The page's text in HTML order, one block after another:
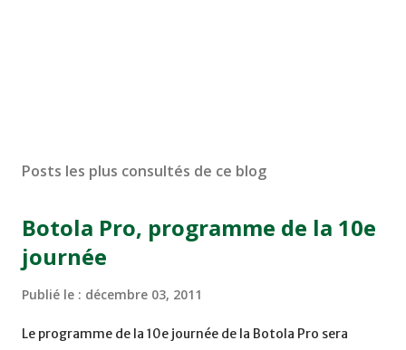
Posts les plus consultés de ce blog
Botola Pro, programme de la 10e
journée
Publié le : décembre 03, 2011
Le programme de la 10e journée de la Botola Pro sera